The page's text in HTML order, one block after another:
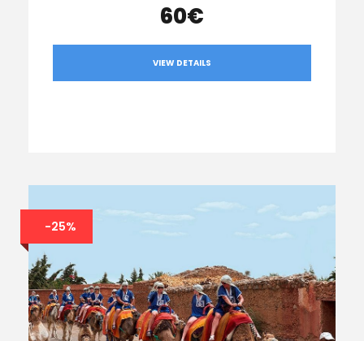
60€
VIEW DETAILS
-25%